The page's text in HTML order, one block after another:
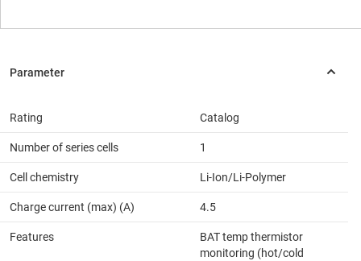
Rating Catalog
Number of series cells 1
Cell chemistry Li-Ion/Li-Polymer
Charge current (max) (A) 4.5
Features
BAT temp thermistor
monitoring (hot/cold